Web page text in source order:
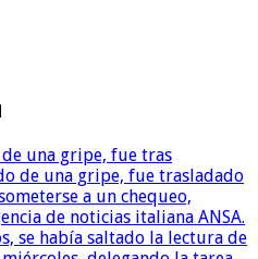
de una gripe, fue tras